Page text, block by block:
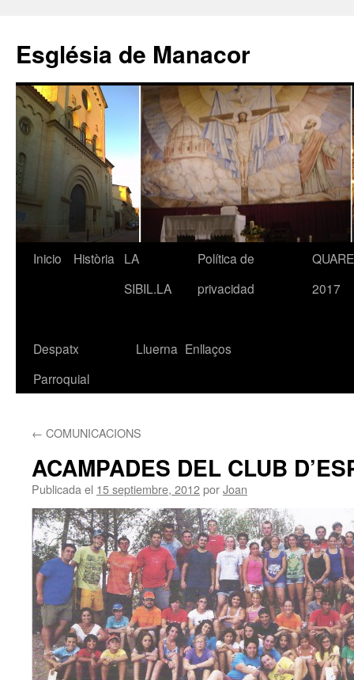
contenido
Església de Manacor
Inicio Història
LA
SIBIL.LA
Política de
privacidad
2017
Despatx
Parroquial
Lluerna Enllaços
← COMUNICACIONS
ACAMPADES DEL CLUB
Publicada el 15 septiembre, 2012porJoan